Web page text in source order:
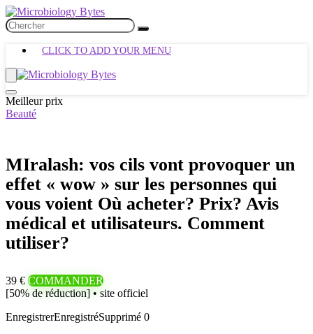
CLICK TO ADD YOUR MENU
Meilleur prix
Beauté
MIralash: vos cils vont provoquer un
effet « wow » sur les personnes qui
vous voient Où acheter? Prix? Avis
médical et utilisateurs. Comment
utiliser?
39 € COMMANDER
[50% de réduction] • site officiel
EnregistrerEnregistréSupprimé 0